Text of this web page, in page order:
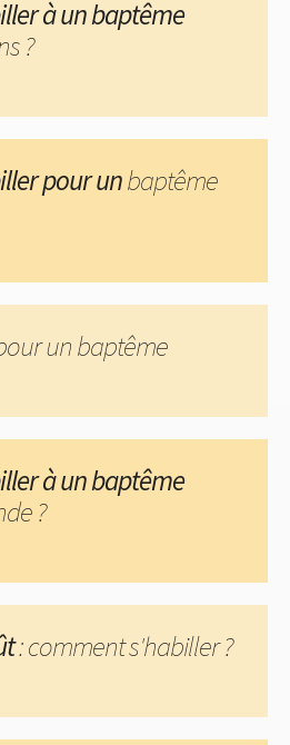
à un baptême
?
pour unbaptême
un baptême
à un baptême
?
: comment s'habiller ?